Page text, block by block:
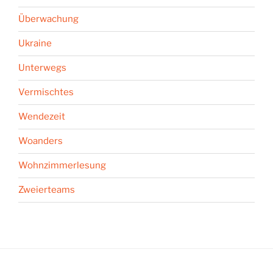
Überwachung
Ukraine
Unterwegs
Vermischtes
Wendezeit
Woanders
Wohnzimmerlesung
Zweierteams